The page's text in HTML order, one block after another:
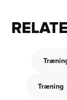
Træning